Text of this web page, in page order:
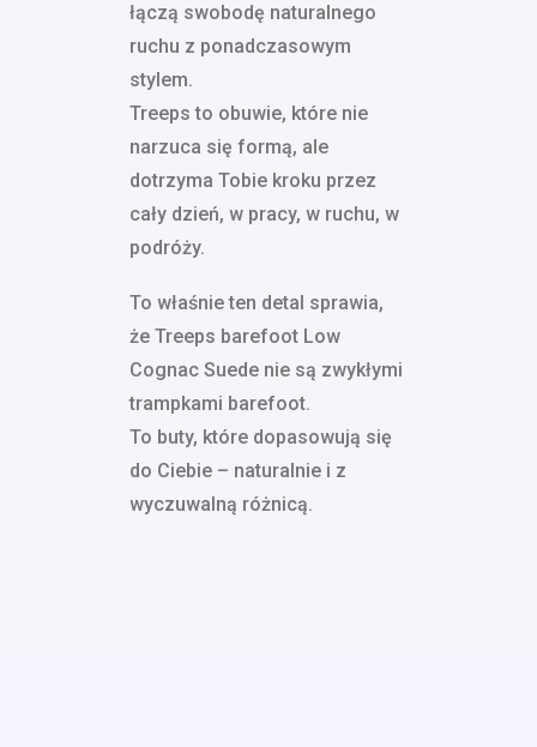
łączą swobodę naturalnego
ruchu z ponadczasowym
stylem.
Treeps to obuwie, które nie
narzuca się formą, ale
dotrzyma Tobie kroku przez
cały dzień, w pracy, w ruchu, w
podróży.
To właśnie ten detal sprawia,
że Treeps barefoot Low
Cognac Suede nie są zwykłymi
trampkami barefoot.
To buty, które dopasowują się
do Ciebie – naturalnie i z
wyczuwalną różnicą.